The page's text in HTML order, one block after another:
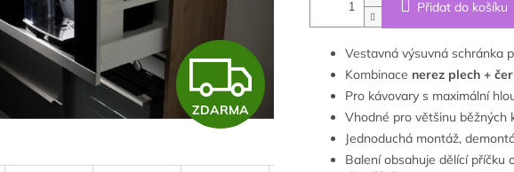
Z
D
ZDARMA
Přidat do košíku
Vestavná výsuvná schránka
Kombinace nerez plech +
Pro kávovary s maximální
Vhodné pro většinu běžných
Jednoduchá montáž,
Balení obsahuje dělící příčku